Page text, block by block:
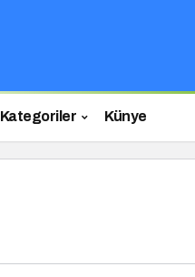
Kategoriler Künye